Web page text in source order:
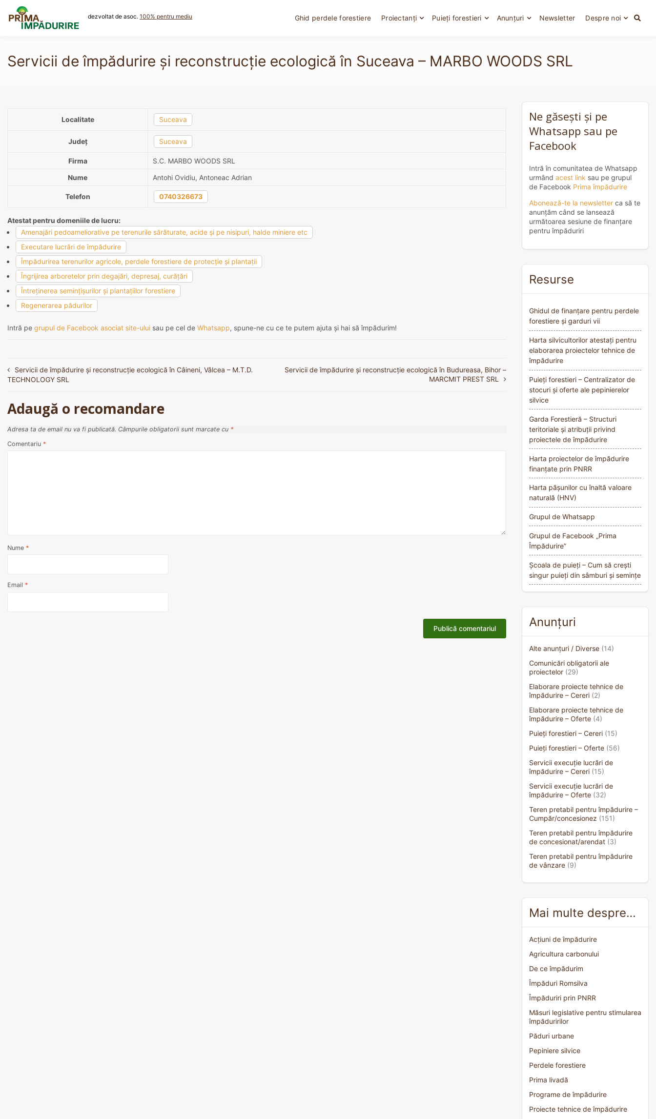
content
dezvoltat de asoc. 100% pentru mediu Ghid perdele forestiere Proiectanți Puieți forestieri Anunțuri Newsletter Despre noi
Servicii de împădurire și reconstrucție ecologică în Suceava – MARBO WOODS SRL
Localitate Suceava
Județ Suceava
Firma
S.C. MARBO WOODS SRL
Nume
Antohi Ovidiu, Antoneac Adrian
Telefon 0740326673
Atestat pentru domeniile de lucru:
Amenajări pedoameliorative pe terenurile sărăturate, acide şi pe nisipuri, halde miniere etc
Executare lucrări de împădurire
Împădurirea terenurilor agricole, perdele forestiere de protecţie şi plantaţii
Îngrijirea arboretelor prin degajări, depresaj, curăţări
Întreţinerea seminţişurilor şi plantaţiilor forestiere
Regenerarea pădurilor
Intră pe grupul de Facebook asociat site-ului sau pe cel de Whatsapp, spune-ne cu ce te putem ajuta și hai să împădurim!
Navigare
articole
Servicii de împădurire și reconstrucție ecologică în Câineni, Vâlcea – M.T.D.
TECHNOLOGY SRL
Servicii de împădurire și reconstrucție ecologică în Budureasa, Bihor –
MARCMIT PREST SRL
Adaugă o recomandare
Adresa ta de email nu va fi publicată. Câmpurile obligatorii sunt marcate cu *
Comentariu *
Nume *
Email *
Ne găsești și pe
Whatsapp sau pe
Facebook
Intră în comunitatea de Whatsapp
urmând acest link sau pe grupul
de Facebook Prima împădurire
Abonează-te la newsletter ca să te
anunțăm când se lansează
următoarea sesiune de finanțare
pentru împăduriri
Resurse
Ghidul de finanțare pentru perdele
forestiere și garduri vii
Harta silvicultorilor atestați pentru
elaborarea proiectelor tehnice de
împădurire
Puieți forestieri – Centralizator de
stocuri și oferte ale pepinierelor
silvice
Garda Forestieră – Structuri
teritoriale și atribuții privind
proiectele de împădurire
Harta proiectelor de împădurire
finanțate prin PNRR
Harta pășunilor cu înaltă valoare
naturală (HNV)
Grupul de Whatsapp
Grupul de Facebook „Prima
Împădurire”
Școala de puieți – Cum să crești
singur puieți din sâmburi și semințe
Anunțuri
Alte anunțuri / Diverse (14)
Comunicări obligatorii ale
proiectelor (29)
Elaborare proiecte tehnice de
împădurire – Cereri (2)
Elaborare proiecte tehnice de
împădurire – Oferte (4)
Puieți forestieri – Cereri (15)
Puieți forestieri – Oferte (56)
Servicii execuție lucrări de
împădurire – Cereri (15)
Servicii execuție lucrări de
împădurire – Oferte (32)
Teren pretabil pentru împădurire –
Cumpăr/concesionez (151)
Teren pretabil pentru împădurire
de concesionat/arendat (3)
Teren pretabil pentru împădurire
de vânzare (9)
Mai multe despre…
Acțiuni de împădurire
Agricultura carbonului
De ce împădurim
Împăduri Romsilva
Împăduriri prin PNRR
Măsuri legislative pentru stimularea
împăduririlor
Păduri urbane
Pepiniere silvice
Perdele forestiere
Prima livadă
Programe de împădurire
Proiecte tehnice de împădurire